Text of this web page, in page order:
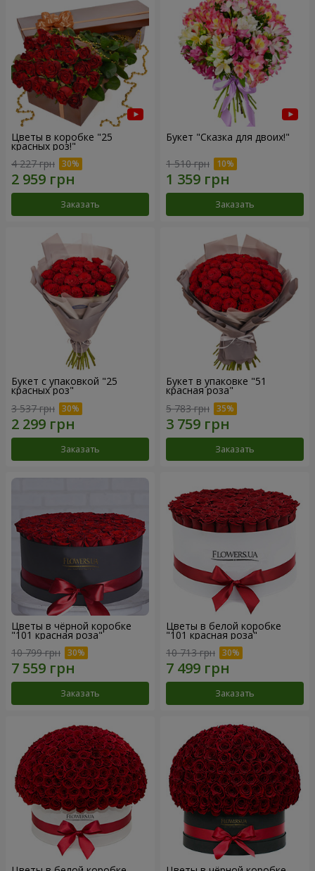
Цветы в коробке "25
красных роз!"
4 227 грн
Заказать
Букет "Сказка для двоих!"
1 510 грн
Заказать
Букет с упаковкой "25
красных роз"
3 537 грн
Заказать
Букет в упаковке "51
красная роза"
5 783 грн
Заказать
Цветы в чёрной коробке
"101 красная роза"
10 799 грн
Заказать
Цветы в белой коробке
"101 красная роза"
10 713 грн
Заказать